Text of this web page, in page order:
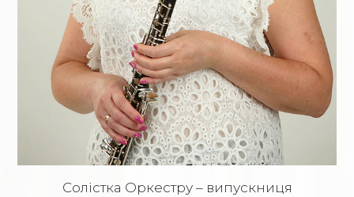
Солістка Оркестру – випускниця